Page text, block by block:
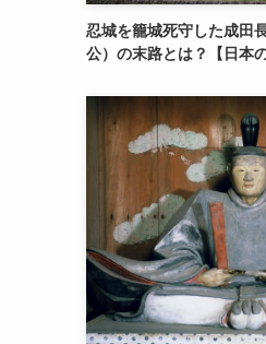
忍城を籠城死守した成田
公）の末路とは？【日本